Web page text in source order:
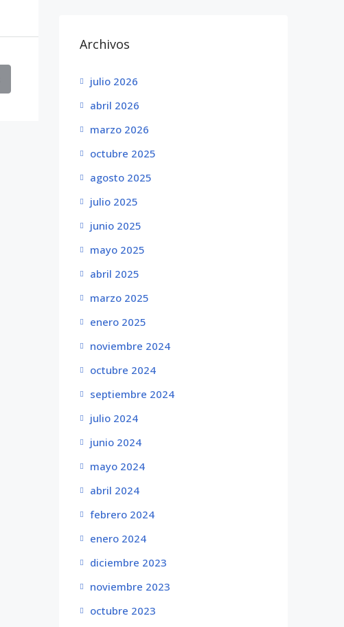
Archivos
julio 2026
abril 2026
marzo 2026
octubre 2025
agosto 2025
julio 2025
junio 2025
mayo 2025
abril 2025
marzo 2025
enero 2025
noviembre 2024
octubre 2024
septiembre 2024
julio 2024
junio 2024
mayo 2024
abril 2024
febrero 2024
enero 2024
diciembre 2023
noviembre 2023
octubre 2023